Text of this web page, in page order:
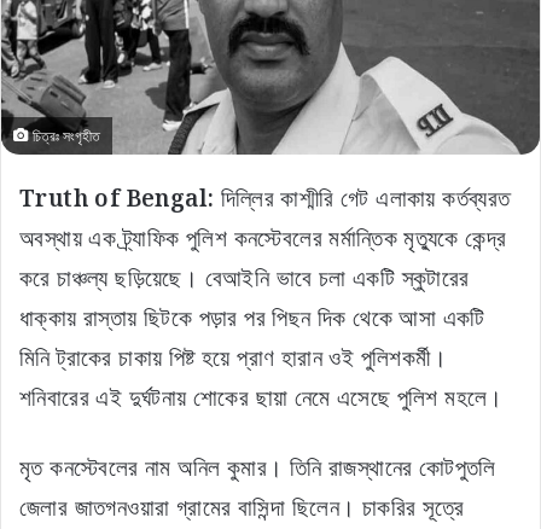
চিত্রঃ সংগৃহীত
Truth of Bengal: দিল্লির কাশ্মীরি গেট এলাকায় কর্তব্যরত
অবস্থায় এক ট্র্যাফিক পুলিশ কনস্টেবলের মর্মান্তিক মৃত্যুকে কেন্দ্র
করে চাঞ্চল্য ছড়িয়েছে। বেআইনি ভাবে চলা একটি স্কুটারের
ধাক্কায় রাস্তায় ছিটকে পড়ার পর পিছন দিক থেকে আসা একটি
মিনি ট্রাকের চাকায় পিষ্ট হয়ে প্রাণ হারান ওই পুলিশকর্মী।
শনিবারের এই দুর্ঘটনায় শোকের ছায়া নেমে এসেছে পুলিশ মহলে।
মৃত কনস্টেবলের নাম অনিল কুমার। তিনি রাজস্থানের কোটপুতলি
জেলার জাতগনওয়ারা গ্রামের বাসিন্দা ছিলেন। চাকরির সূত্রে